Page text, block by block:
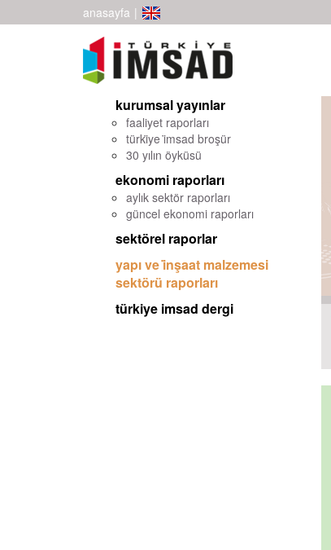
anasayfa |
kurumsal yayınlar
faaliyet raporları
türki̇ye i̇msad broşür
30 yılın öyküsü
ekonomi raporları
aylık sektör raporları
güncel ekonomi raporları
sektörel raporlar
yapı ve i̇nşaat malzemesi s
ektörü raporları
türkiye imsad dergi